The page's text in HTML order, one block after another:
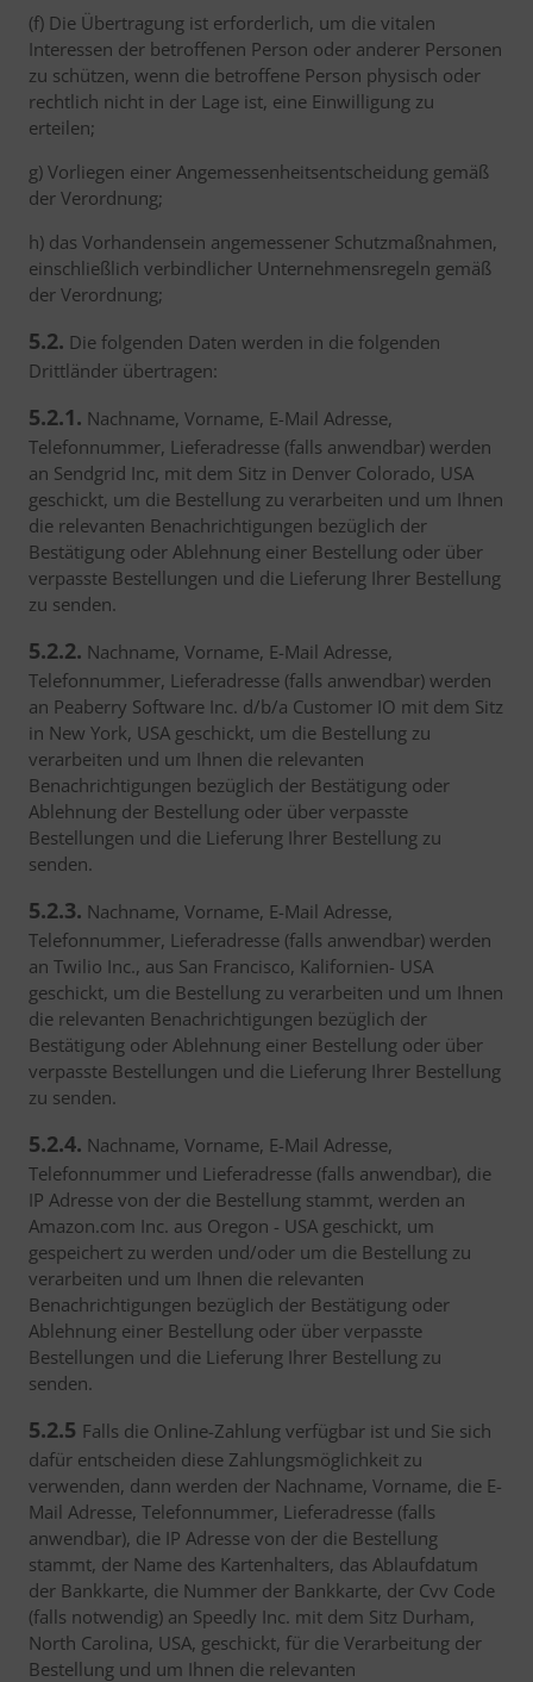
(f) Die Übertragung ist erforderlich, um die vitalen
Interessen der betroffenen Person oder anderer Personen
zu schützen, wenn die betroffene Person physisch oder
rechtlich nicht in der Lage ist, eine Einwilligung zu
erteilen;
g) Vorliegen einer Angemessenheitsentscheidung gemäß
der Verordnung;
h) das Vorhandensein angemessener Schutzmaßnahmen,
einschließlich verbindlicher Unternehmensregeln gemäß
der Verordnung;
5.2. Die folgenden Daten werden in die folgenden
Drittländer übertragen:
5.2.1. Nachname, Vorname, E-Mail Adresse,
Telefonnummer, Lieferadresse (falls anwendbar) werden
an Sendgrid Inc, mit dem Sitz in Denver Colorado, USA
geschickt, um die Bestellung zu verarbeiten und um Ihnen
die relevanten Benachrichtigungen bezüglich der
Bestätigung oder Ablehnung einer Bestellung oder über
verpasste Bestellungen und die Lieferung Ihrer Bestellung
zu senden.
5.2.2. Nachname, Vorname, E-Mail Adresse,
Telefonnummer, Lieferadresse (falls anwendbar) werden
an Peaberry Software Inc. d/b/a Customer IO mit dem Sitz
in New York, USA geschickt, um die Bestellung zu
verarbeiten und um Ihnen die relevanten
Benachrichtigungen bezüglich der Bestätigung oder
Ablehnung der Bestellung oder über verpasste
Bestellungen und die Lieferung Ihrer Bestellung zu
senden.
5.2.3. Nachname, Vorname, E-Mail Adresse,
Telefonnummer, Lieferadresse (falls anwendbar) werden
an Twilio Inc., aus San Francisco, Kalifornien- USA
geschickt, um die Bestellung zu verarbeiten und um Ihnen
die relevanten Benachrichtigungen bezüglich der
Bestätigung oder Ablehnung einer Bestellung oder über
verpasste Bestellungen und die Lieferung Ihrer Bestellung
zu senden.
5.2.4. Nachname, Vorname, E-Mail Adresse,
Telefonnummer und Lieferadresse (falls anwendbar), die
IP Adresse von der die Bestellung stammt, werden an
Amazon.com Inc. aus Oregon - USA geschickt, um
gespeichert zu werden und/oder um die Bestellung zu
verarbeiten und um Ihnen die relevanten
Benachrichtigungen bezüglich der Bestätigung oder
Ablehnung einer Bestellung oder über verpasste
Bestellungen und die Lieferung Ihrer Bestellung zu
senden.
5.2.5 Falls die Online-Zahlung verfügbar ist und Sie sich
dafür entscheiden diese Zahlungsmöglichkeit zu
verwenden, dann werden der Nachname, Vorname, die E-
Mail Adresse, Telefonnummer, Lieferadresse (falls
anwendbar), die IP Adresse von der die Bestellung
stammt, der Name des Kartenhalters, das Ablaufdatum
der Bankkarte, die Nummer der Bankkarte, der Cvv Code
(falls notwendig) an Speedly Inc. mit dem Sitz Durham,
North Carolina, USA, geschickt, für die Verarbeitung der
Bestellung und um Ihnen die relevanten